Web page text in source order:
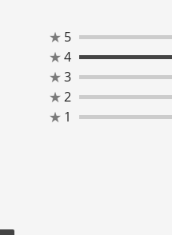
★ 5
★4
★3
★2
★ 1